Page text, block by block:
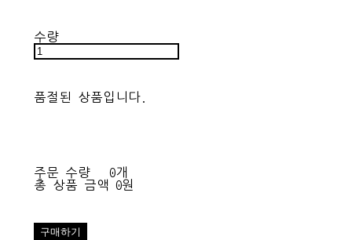
수량
품절된 상품입니다.
주문 수량
0개
총 상품 금액
0원
구매하기